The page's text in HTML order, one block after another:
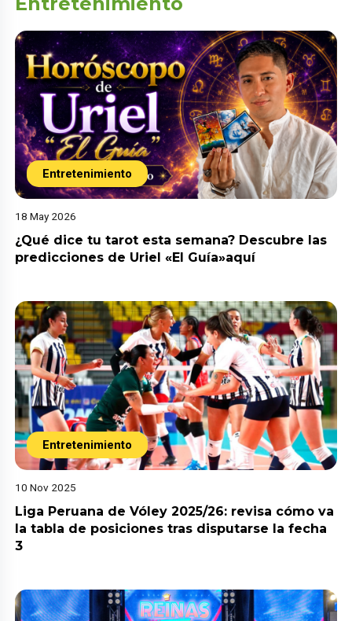
Entretenimiento
18 May 2026
¿Qué dice tu tarot esta semana? Descubre las
predicciones de Uriel «El Guía»aquí
Entretenimiento
10 Nov 2025
Liga Peruana de Vóley 2025/26: revisa cómo va
la tabla de posiciones tras disputarse la fecha
3